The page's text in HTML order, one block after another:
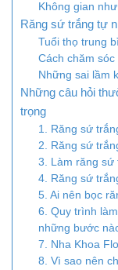
Không gian
Răng sứ trắng tự
Tuổi thọ trung
Cách chăm
Những sai lầm
Những câu hỏi
trọng
1. Răng sứ
2. Răng sứ
3. Làm răng sứ
4. Răng sứ
5. Ai nên bọc
6. Quy trình
những bước
7. Nha Khoa
8. Vì sao nên